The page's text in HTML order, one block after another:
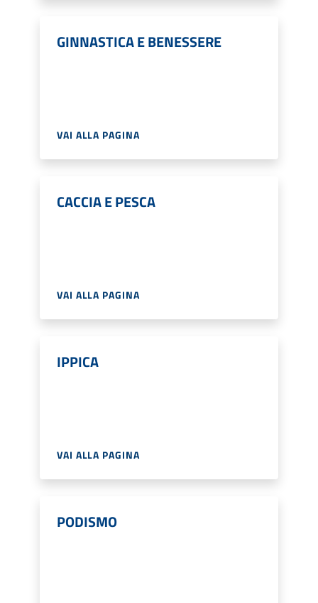
GINNASTICA E BENESSERE
VAI ALLA PAGINA
CACCIA E PESCA
VAI ALLA PAGINA
IPPICA
VAI ALLA PAGINA
PODISMO